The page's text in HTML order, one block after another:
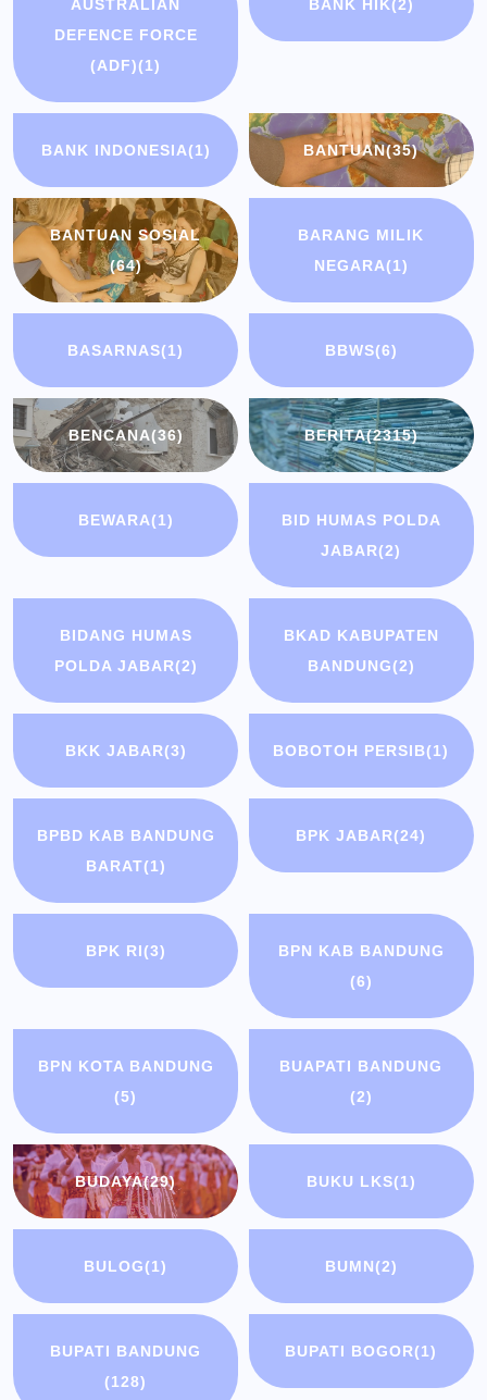
AUSTRALIAN
DEFENCE FORCE
(ADF)(1)
BANK HIK(2)
BANK INDONESIA(1) BANTUAN(35)
BANTUAN SOSIAL
(64)
BARANG MILIK
NEGARA(1)
BASARNAS(1) BBWS(6)
BENCANA(36) BERITA(2315)
BEWARA(1)
BID HUMAS POLDA
JABAR(2)
BIDANG HUMAS
POLDA JABAR(2)
BKAD KABUPATEN
BANDUNG(2)
BKK JABAR(3) BOBOTOH PERSIB(1)
BPBD KAB BANDUNG
BARAT(1)
BPK JABAR(24)
BPK RI(3)
BPN KAB BANDUNG
(6)
BPN KOTA BANDUNG
(5)
BUAPATI BANDUNG
(2)
BUDAYA(29) BUKU LKS(1)
BULOG(1) BUMN(2)
BUPATI BANDUNG
(128)
BUPATI BOGOR(1)